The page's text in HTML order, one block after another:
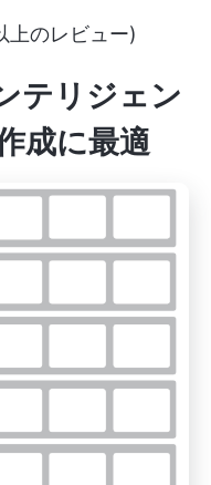
のレビュー)
テリジェン
成に最適